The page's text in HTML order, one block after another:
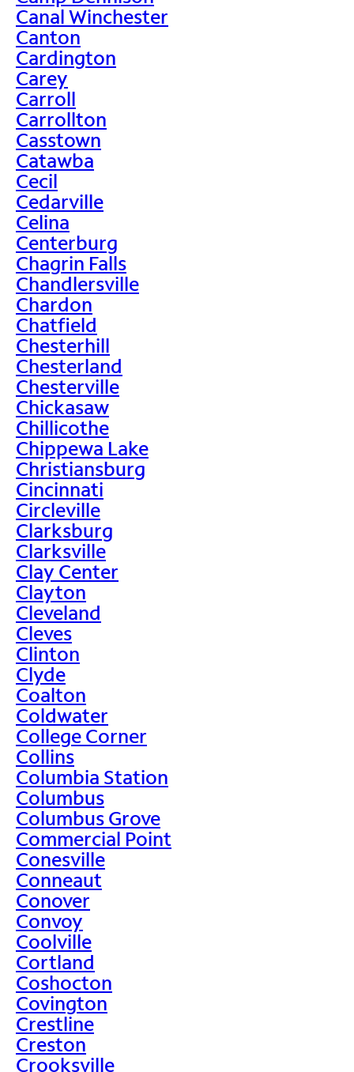
Canal Winchester
Canton
Cardington
Carey
Carroll
Carrollton
Casstown
Catawba
Cecil
Cedarville
Celina
Centerburg
Chagrin Falls
Chandlersville
Chardon
Chatfield
Chesterhill
Chesterland
Chesterville
Chickasaw
Chillicothe
Chippewa Lake
Christiansburg
Cincinnati
Circleville
Clarksburg
Clarksville
Clay Center
Clayton
Cleveland
Cleves
Clinton
Clyde
Coalton
Coldwater
College Corner
Collins
Columbia Station
Columbus
Columbus Grove
Commercial Point
Conesville
Conneaut
Conover
Convoy
Coolville
Cortland
Coshocton
Covington
Crestline
Creston
Crooksville